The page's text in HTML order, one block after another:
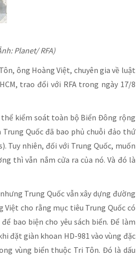
Planet/ RFA)
ông Hoàng Việt, chuyên gia về luật
trao đổi với RFA trong ngày 17/8
thể kiểm soát toàn bộ Biển Đông rộng
Quốc đã bao phủ chuỗi đảo thứ
Tuy nhiên, đối với Trung Quốc, muốn
thì vẫn nắm cửa ra của nó. Và đó là
Trung Quốc vẫn xây dựng đường
cho rằng mục tiêu Trung Quốc có
bao biện cho yêu sách biển. Để làm
đặt giàn khoan HD-981 vào vùng đặc
vùng biển thuộc Tri Tôn. Đó là dấu